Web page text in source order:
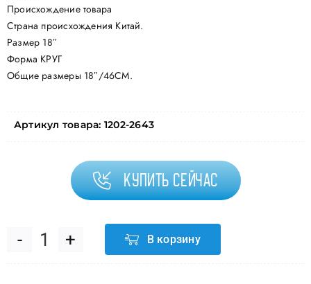
Происхождение товара
Страна происхождения Китай.
Размер 18″
Форма КРУГ
Общие размеры 18″/46СМ.
Артикул товара: 1202-2643
Купить сейчас
Количество
В корзину